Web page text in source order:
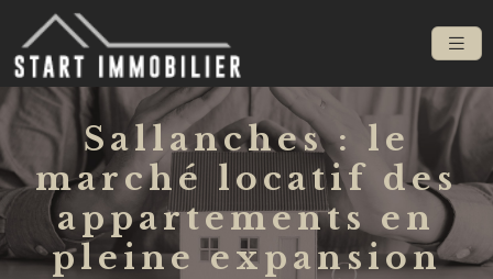
Sallanches : le
marché locatif des
appartements en
pleine expansion